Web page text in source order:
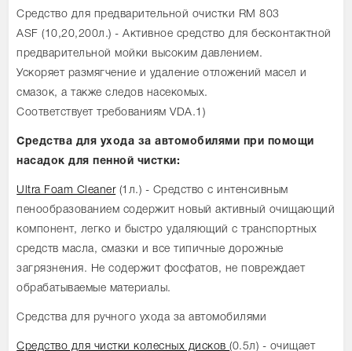
Средство для предварительной очистки RM 803
ASF (10,20,200л.) - Активное средство для бесконтактной
предварительной мойки высоким давлением.
Ускоряет размягчение и удаление отложений масел и
смазок, а также следов насекомых.
Соответствует требованиям VDA.1)
Средства для ухода за автомобилями при помощи
насадок для пенной чистки:
Ultra Foam Cleaner(1л.) - Средство с интенсивным
пенообразованием содержит новый активный очищающий
компонент, легко и быстро удаляющий с транспортных
средств масла, смазки и все типичные дорожные
загрязнения. Не содержит фосфатов, не повреждает
обрабатываемые материалы.
Средства для ручного ухода за автомобилями
Средство для чистки колесных дисков(0.5л) - очищает